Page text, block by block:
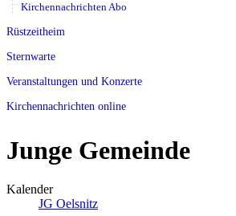
Kirchennachrichten Abo
Rüstzeitheim
Sternwarte
Veranstaltungen und Konzerte
Kirchennachrichten online
Junge Gemeinde
Kalender
JG Oelsnitz